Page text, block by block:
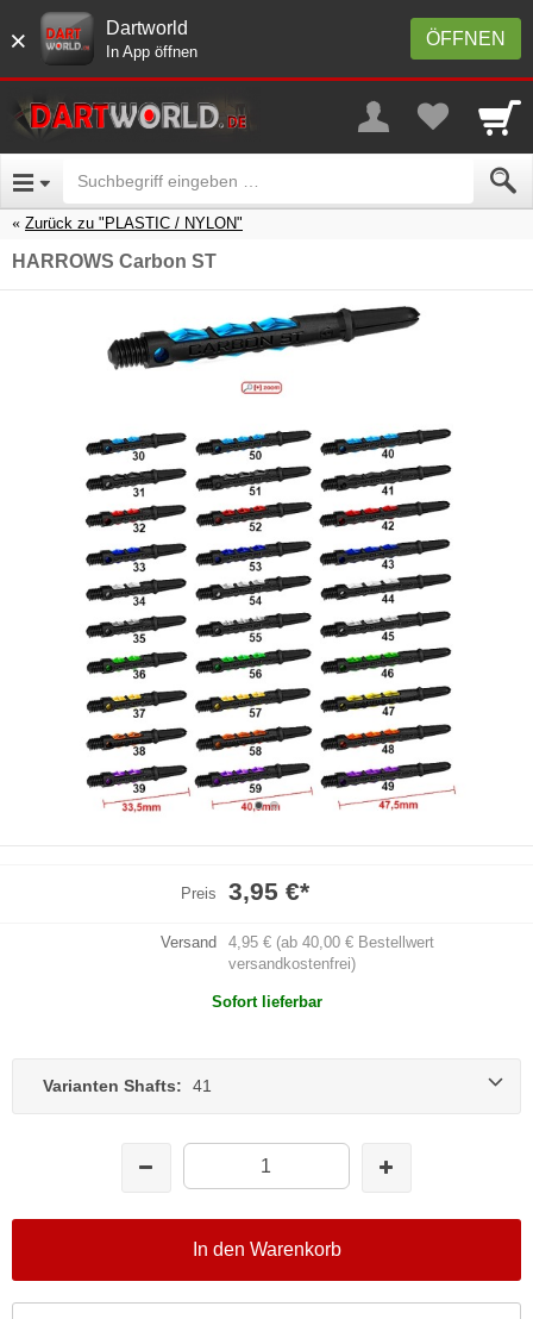
× ÖFFNEN
Dartworld
In App öffnen
Zurück zu "PLASTIC / NYLON"
HARROWS Carbon ST
Preis 3,95 €*
Versand
4,95 € (ab 40,00 € Bestellwert
versandkostenfrei)
Sofort lieferbar
Varianten Shafts: 41
In den Warenkorb